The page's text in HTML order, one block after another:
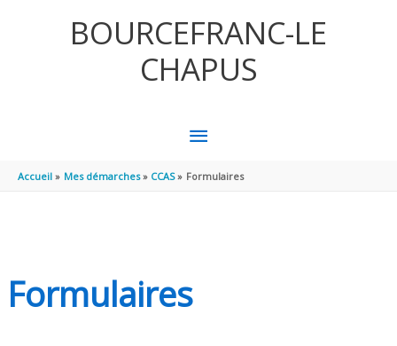
BOURCEFRANC-LE
CHAPUS
MENU
PRINCIPAL
Accueil Mes démarches CCAS Formulaires
Formulaires